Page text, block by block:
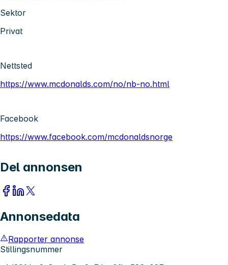
Sektor
Privat
Nettsted
https://www.mcdonalds.com/no/nb-no.html
Facebook
https://www.facebook.com/mcdonaldsnorge
Del annonsen
Annonsedata
Rapporter annonse
Stillingsnummer